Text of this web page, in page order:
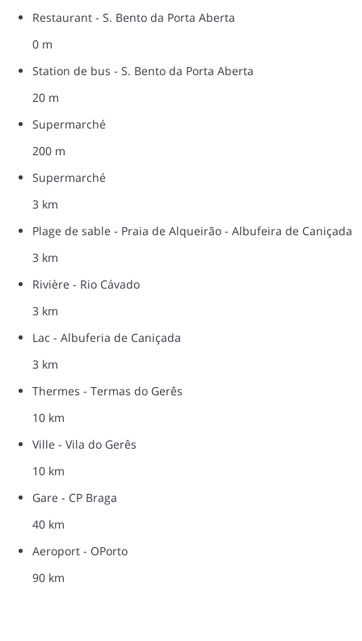
Restaurant - S. Bento da Porta Aberta
0 m
Station de bus - S. Bento da Porta Aberta
20 m
Supermarché
200 m
Supermarché
3 km
Plage de sable - Praia de Alqueirão - Albufeira de Caniçada
3 km
Rivière - Rio Cávado
3 km
Lac - Albuferia de Caniçada
3 km
Thermes - Termas do Gerês
10 km
Ville - Vila do Gerês
10 km
Gare - CP Braga
40 km
Aeroport - OPorto
90 km